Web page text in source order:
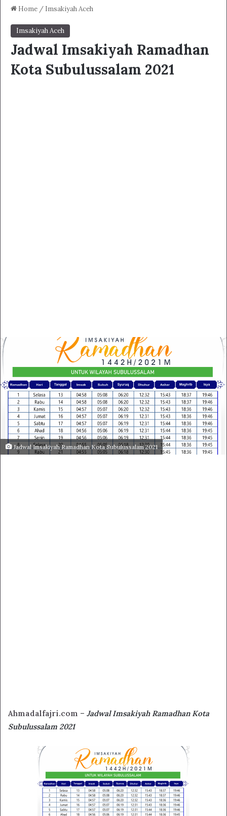
Home / Imsakiyah Aceh
Imsakiyah Aceh
Jadwal Imsakiyah Ramadhan
Kota Subulussalam 2021
Jadwal Imsakiyah Ramadhan Kota Subulussalam 2021
Ahmadalfajri.com – Jadwal Imsakiyah Ramadhan Kota
Subulussalam 2021